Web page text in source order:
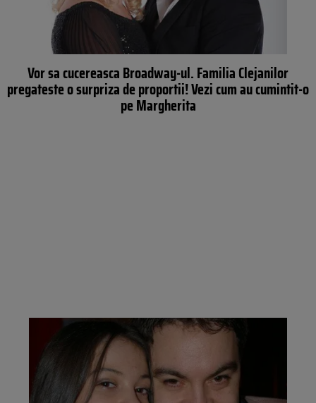
Vor sa cucereasca Broadway-ul. Familia Clejanilor
pregateste o surpriza de proportii! Vezi cum au cumintit-o
pe Margherita